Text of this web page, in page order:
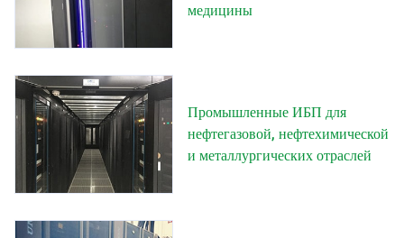
медицины
Промышленные ИБП для
нефтегазовой, нефтехимической
и металлургических отраслей